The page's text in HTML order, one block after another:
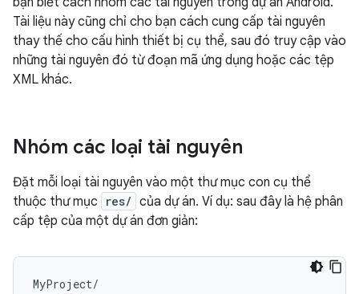
Tài liệu này cũng chỉ cho bạn cách cung cấp tài nguyên
thay thế cho cấu hình thiết bị cụ thể, sau đó truy cập vào
những tài nguyên đó từ đoạn mã ứng dụng hoặc các tệp
XML khác.
Nhóm các loại tài nguyên
Đặt mỗi loại tài nguyên vào một thư mục con cụ thể
thuộc thư mục
res/ của dự án. Ví dụ: sau đây là hệ phân
cấp tệp của một dự án đơn giản: